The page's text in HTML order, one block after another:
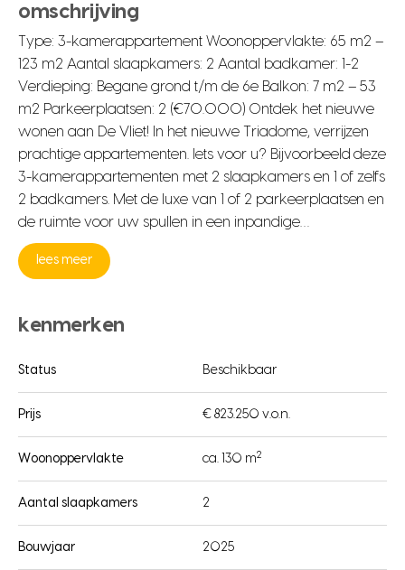
omschrijving
Type: 3-kamerappartement Woonoppervlakte: 65 m2 –
123 m2 Aantal slaapkamers: 2 Aantal badkamer: 1-2
Verdieping: Begane grond t/m de 6e Balkon: 7 m2 – 53
m2 Parkeerplaatsen: 2 (€70.000) Ontdek het nieuwe
wonen aan De Vliet! In het nieuwe Triadome, verrijzen
prachtige appartementen. Iets voor u? Bijvoorbeeld deze
3-kamerappartementen met 2 slaapkamers en 1 of zelfs
2 badkamers. Met de luxe van 1 of 2 parkeerplaatsen en
de ruimte voor uw spullen in een inpandige…
lees meer
kenmerken
Status Beschikbaar
Prijs € 823.250 v.o.n.
Woonoppervlakte ca. 130 m2
Aantal slaapkamers 2
Bouwjaar 2025